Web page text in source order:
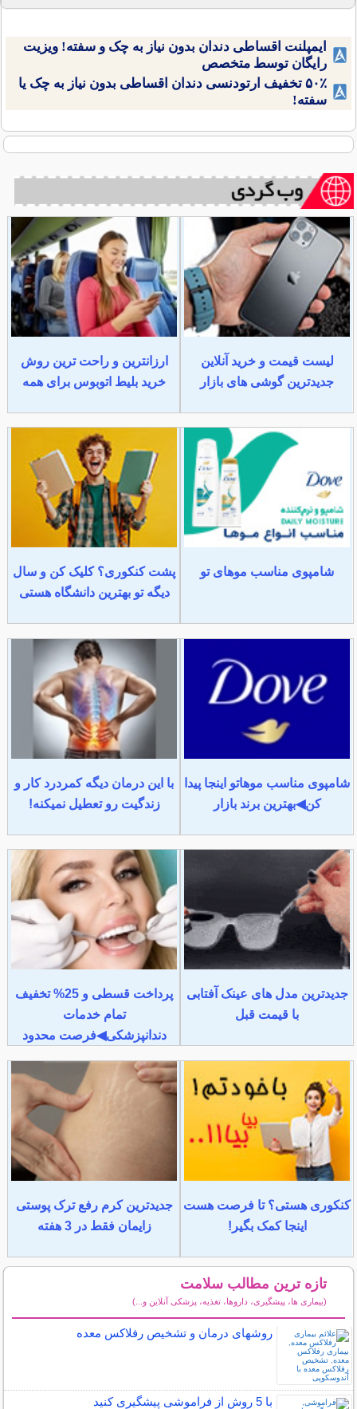
ایمپلنت اقساطی دندان بدون نیاز به چک و سفته! ویزیت
رایگان توسط متخصص
۵۰٪ تخفیف ارتودنسی دندان اقساطی بدون نیاز به چک یا
سفته!
لیست قیمت و خرید آنلاین
جدیدترین گوشی های بازار
ارزانترین و راحت ترین روش
خرید بلیط اتوبوس برای همه
شامپوی مناسب موهای تو
پشت کنکوری؟ کلیک کن و سال
دیگه تو بهترین دانشگاه هستی
شامپوی مناسب موهاتو اینجا پیدا
کن◀بهترین برند بازار
با این درمان دیگه کمردرد کار و
زندگیت رو تعطیل نمیکنه!
جدیدترین مدل های عینک آفتابی
با قیمت قبل
پرداخت قسطی و 25% تخفیف
تمام خدمات
دندانپزشکی◀فرصت محدود
کنکوری هستی؟ تا فرصت هست
اینجا کمک بگیر!
جدیدترین کرم رفع ترک پوستی
زایمان فقط در 3 هفته
تازه ترین مطالب سلامت
(بیماری ها، پیشگیری، داروها، تغذیه، پزشکی آنلاین و...)
روشهای درمان و تشخیص رفلاکس معده
با 5 روش از فراموشی پیشگیری کنید